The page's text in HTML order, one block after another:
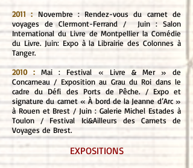
2011 : Novembre : Rendez-vous du carnet de
voyages de Clermont-Ferrand / Juin : Salon
International du Livre de Montpellier la Comédie
du Livre. Juin: Expo à la Librairie des Colonnes à
Tanger.
2010 : Mai : Festival « Livre & Mer » de
Concarneau / Exposition au Grau du Roi dans le
cadre du Défi des Ports de Pêche. / Expo et
signature du carnet « À bord de la Jeanne d’Arc »
à Rouen et Brest / Juin : Galerie Michel Estades à
Toulon / Festival Ici&Ailleurs des Carnets de
Voyages de Brest.
EXPOSITIONS